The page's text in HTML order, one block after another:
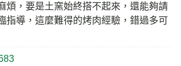
煩，要是土窯始終搭不起來，還能夠請
指導，這麼難得的烤肉經驗，錯過多可